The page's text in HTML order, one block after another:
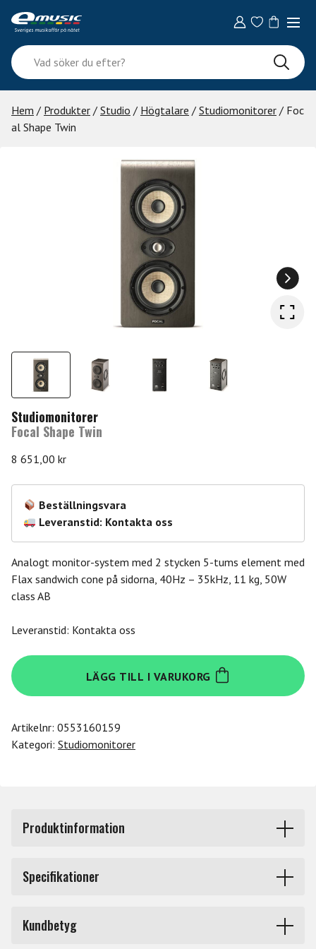
content
Vad
söker
du
efter?
Hem / Produkter / Studio / Högtalare / Studiomonitorer / Foc
al Shape Twin
Studiomonitorer
Focal Shape Twin
8 651,00 kr
Beställningsvara
Leveranstid: Kontakta oss
Analogt monitor-system med 2 stycken 5-tums element med
Flax sandwich cone på sidorna, 40Hz – 35kHz, 11 kg, 50W
class AB
Leveranstid: Kontakta oss
Focal
Shape
Twin
LÄGG TILL I VARUKORG
Artikelnr: 0553160159
Kategori: Studiomonitorer
Produktinformation
strålar, bashögtalare utrustade med en ny Flax-kon och
omvända dome-diskanten. Shape Twin tillverkas i
Frankrike, precis som Shape 40, 50 och 65. Utformade
Specifikationer
Kundbetyg